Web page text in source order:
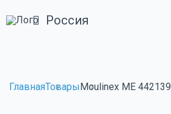
Россия
ГлавнаяТоварыMoulinex ME 442139